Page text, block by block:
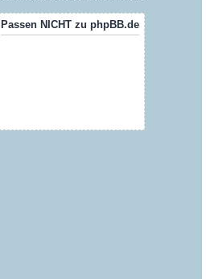
Passen NICHT zu phpBB.de